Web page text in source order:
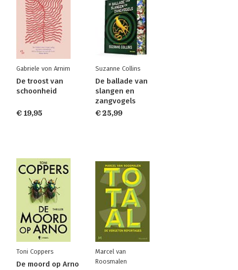
Gabriele von Arnim
De troost van
schoonheid
€ 19,95
Suzanne Collins
De ballade van
slangen en
zangvogels
€ 25,99
Toni Coppers
De moord op Arno
Marcel van
Roosmalen